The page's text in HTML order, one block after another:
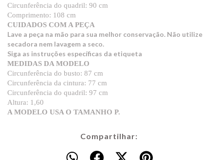
Circunferência do quadril: 90 cm
Comprimento: 108 cm
CUIDADOS COM A PEÇA
Lave a peça na mão para sua melhor conservação. Não utilize
secadora nem lavagem a seco.
Siga as instruções específicas da etiqueta
MEDIDAS DA MODELO
Circunferência do busto: 87 cm
Circunferência da cintura: 77 cm
Circunferência do quadril: 97 cm
Altura: 1,60
A MODELO USA O TAMANHO P.
Compartilhar: